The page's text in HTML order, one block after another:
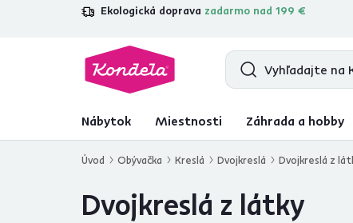
Ekologická doprava zadarmo nad 199 €
4,7 31 211overených produktových
Nábytok Miestnosti Záhrada a hobby
Úvod Obývačka Kreslá Dvojkreslá Dvojkreslá z
Dvojkreslá z látky